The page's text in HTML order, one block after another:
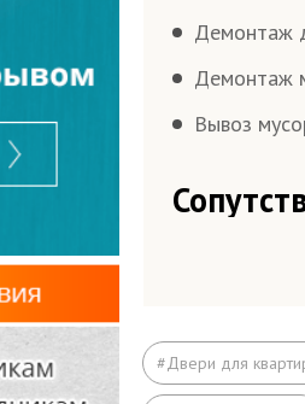
Демонтаж
Демонтаж
Вывоз
Выезд
Выезд
МКАДа
#Двери для